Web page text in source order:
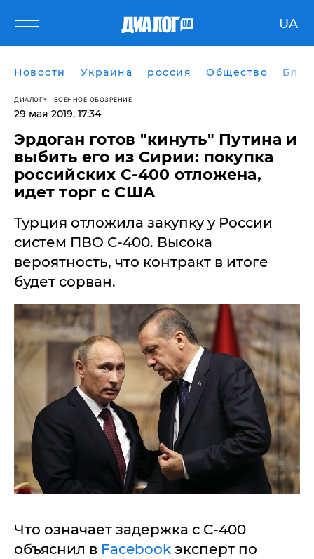
UA
Новости Украина россия Общество
ДИАЛОГ ВОЕННОЕ ОБОЗРЕНИЕ
29 мая 2019, 17:34
Эрдоган готов "кинуть" Путина и
выбить его из Сирии: покупка
российских С-400 отложена,
идет торг с США
Турция отложила закупку у России
систем ПВО С-400. Высока
вероятность, что контракт в итоге
будет сорван.
Что означает задержка с С-400
объяснил в Facebook эксперт по